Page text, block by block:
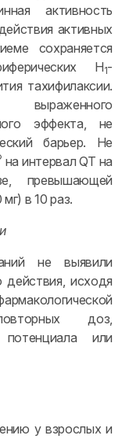
активность
активных
сохраняется
Н1-
тахифилаксии.
эффекта, не
барьер. Не
на интервал QT на
в 10 раз.
не выявили
действия, исходя
доз,
потенциала или
у взрослых и